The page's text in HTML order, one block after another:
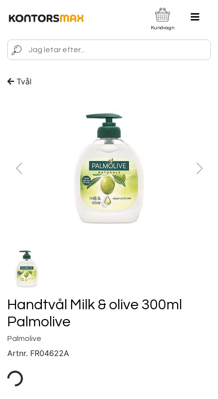
Kundvagn
Tvål
Handtvål Milk & olive 300ml
Palmolive
Palmolive
Artnr. FR04622A